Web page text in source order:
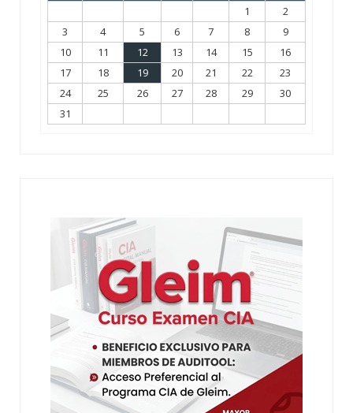
1
2
3
4 5 6 7 8
9
10
11 12 13 14 15
16
17
18 19 20 21 22
23
24
25 26 27 28 29
30
31